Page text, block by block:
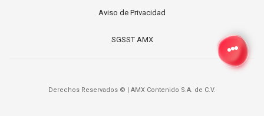
Aviso de Privacidad
SGSST AMX
Derechos Reservados © AMX Contenido S.A. de C.V.